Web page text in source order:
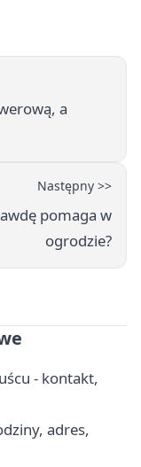
a
Następny >>
pomaga w
ogrodzie?
- kontakt,
adres,